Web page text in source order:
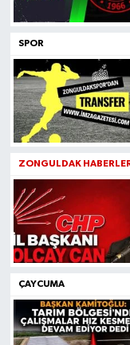
SPOR
ZONGULDAK
ÇAYCUMA